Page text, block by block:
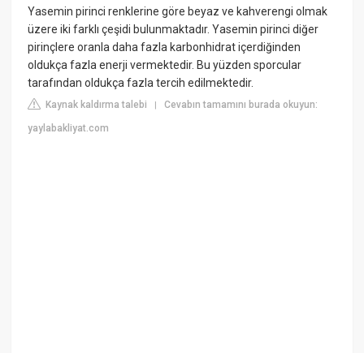
Yasemin pirinci renklerine göre beyaz ve kahverengi olmak
üzere iki farklı çeşidi bulunmaktadır. Yasemin pirinci diğer
pirinçlere oranla daha fazla karbonhidrat içerdiğinden
oldukça fazla enerji vermektedir. Bu yüzden sporcular
tarafından oldukça fazla tercih edilmektedir.
Kaynak kaldırma talebi |Cevabın tamamını burada okuyun:
yaylabakliyat.com